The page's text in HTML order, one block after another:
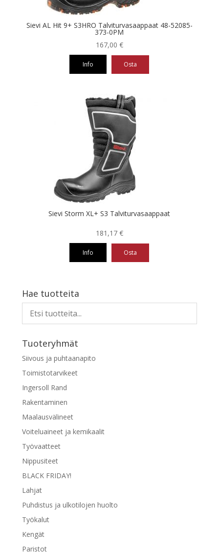
Sievi AL Hit 9+ S3HRO Talviturvasaappaat 48-52085-
373-0PM
167,00 €
Info Osta
Sievi Storm XL+ S3 Talviturvasaappaat
181,17 €
Info Osta
on
useampi
muunnelma.
Voit
valinnat
tuotteen
sivulla.
Hae tuotteita
Tuoteryhmät
Siivous ja puhtaanapito
Toimistotarvikeet
Ingersoll Rand
Rakentaminen
Maalausvälineet
Voiteluaineet ja kemikaalit
Työvaatteet
Nippusiteet
BLACK FRIDAY!
Lahjat
Puhdistus ja ulkotilojen huolto
Työkalut
Kengät
Paristot